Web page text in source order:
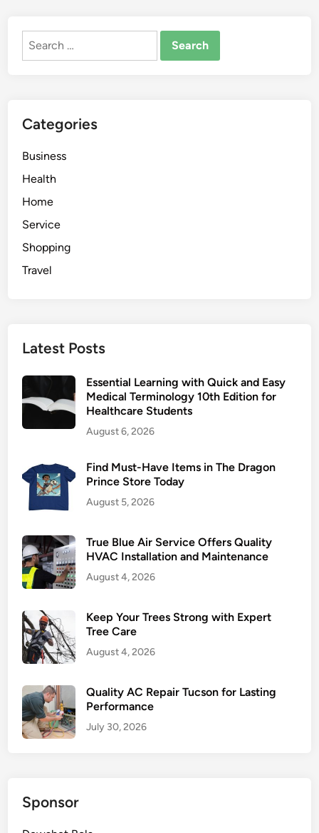
Search
Categories
Business
Health
Home
Service
Shopping
Travel
Latest Posts
Essential Learning with Quick and Easy
Medical Terminology 10th Edition for
Healthcare Students
August 6, 2026
Find Must-Have Items in The Dragon
Prince Store Today
August 5, 2026
True Blue Air Service Offers Quality
HVAC Installation and Maintenance
August 4, 2026
Keep Your Trees Strong with Expert
Tree Care
August 4, 2026
Quality AC Repair Tucson for Lasting
Performance
July 30, 2026
Sponsor